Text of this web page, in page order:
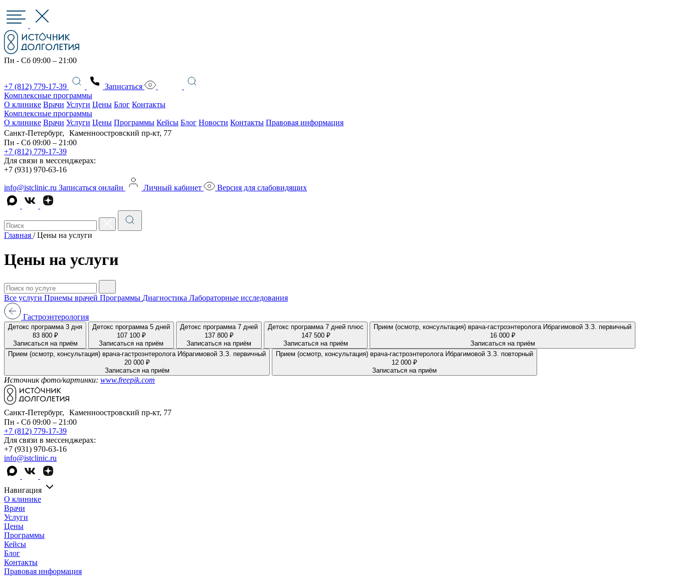
Пн - Сб 09:00 – 21:00
+7 (812) 779-17-39
Записаться
Комплексные программы
О клинике Врачи Услуги Цены Блог Контакты
Комплексные программы
О клинике Врачи Услуги Цены Программы Кейсы Блог Новости Контакты Правовая информация
Санкт-Петербург, Каменноостровский пр-кт, 77
Пн - Сб 09:00 – 21:00
+7 (812) 779-17-39
Для связи в мессенджерах:
+7 (931) 970-63-16
info@istclinic.ru Записаться онлайн Личный кабинет Версия для слабовидящих
Главная / Цены на услуги
Цены на услуги
Все услуги Приемы врачей Программы Диагностика Лабораторные исследования
Гастроэнтерология
Детокс программа 3 дня
83 800 ₽
Записаться на приём
Детокс программа 5 дней
107 100 ₽
Записаться на приём
Детокс программа 7 дней
137 800 ₽
Записаться на приём
Детокс программа 7 дней плюс
147 500 ₽
Записаться на приём
Прием (осмотр, консультация) врача-гастроэнтеролога Ибрагимовой З.З. первичный
16 000 ₽
Записаться на приём
Прием (осмотр, консультация) врача-гастроэнтеролога Ибрагимовой З.З. первичный
20 000 ₽
Записаться на приём
Прием (осмотр, консультация) врача-гастроэнтеролога Ибрагимовой З.З. повторный
12 000 ₽
Записаться на приём
Источник фото/картинки: www.freepik.com
Санкт-Петербург, Каменноостровский пр-кт, 77
Пн - Сб 09:00 – 21:00
+7 (812) 779-17-39
Для связи в мессенджерах:
+7 (931) 970-63-16
info@istclinic.ru
Навигация
О клинике
Врачи
Услуги
Цены
Программы
Кейсы
Блог
Контакты
Правовая информация